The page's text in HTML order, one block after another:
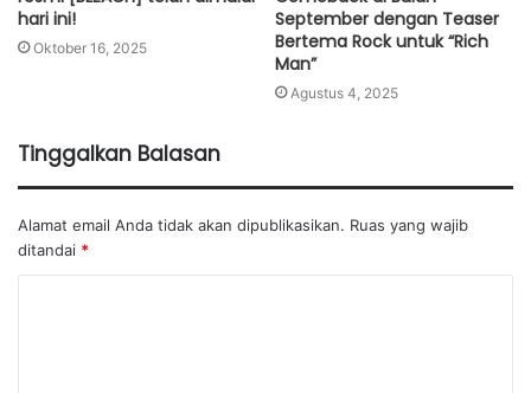
hari ini!
Oktober 16, 2025
September dengan Teaser
Bertema Rock untuk “Rich
Man”
Agustus 4, 2025
Tinggalkan Balasan
Alamat email Anda tidak akan dipublikasikan. Ruas yang wajib
ditandai *